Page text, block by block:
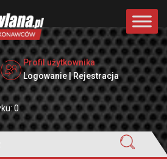
Profil użytkownika
Logowanie | Rejestracja
0